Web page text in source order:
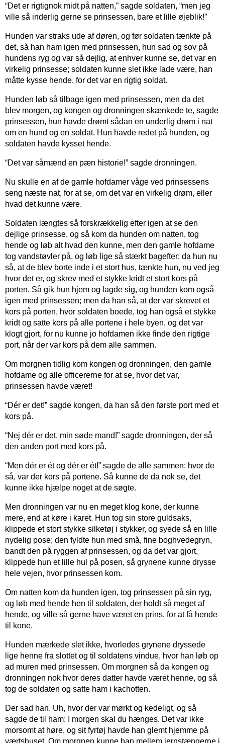
“Det er rigtignok midt på natten,” sagde soldaten, “men jeg
ville så inderlig gerne se prinsessen, bare et lille øjeblik!”
Hunden var straks ude af døren, og før soldaten tænkte på
det, så han ham igen med prinsessen, hun sad og sov på
hundens ryg og var så dejlig, at enhver kunne se, det var en
virkelig prinsesse; soldaten kunne slet ikke lade være, han
måtte kysse hende, for det var en rigtig soldat.
Hunden løb så tilbage igen med prinsessen, men da det
blev morgen, og kongen og dronningen skænkede te, sagde
prinsessen, hun havde drømt sådan en underlig drøm i nat
om en hund og en soldat. Hun havde redet på hunden, og
soldaten havde kysset hende.
“Det var såmænd en pæn historie!” sagde dronningen.
Nu skulle en af de gamle hofdamer våge ved prinsessens
seng næste nat, for at se, om det var en virkelig drøm, eller
hvad det kunne være.
Soldaten længtes så forskrækkelig efter igen at se den
dejlige prinsesse, og så kom da hunden om natten, tog
hende og løb alt hvad den kunne, men den gamle hofdame
tog vandstøvler på, og løb lige så stærkt bagefter; da hun nu
så, at de blev borte inde i et stort hus, tænkte hun, nu ved jeg
hvor det er, og skrev med et stykke kridt et stort kors på
porten. Så gik hun hjem og lagde sig, og hunden kom også
igen med prinsessen; men da han så, at der var skrevet et
kors på porten, hvor soldaten boede, tog han også et stykke
kridt og satte kors på alle portene i hele byen, og det var
klogt gjort, for nu kunne jo hofdamen ikke finde den rigtige
port, når der var kors på dem alle sammen.
Om morgnen tidlig kom kongen og dronningen, den gamle
hofdame og alle officererne for at se, hvor det var,
prinsessen havde været!
“Dér er det!” sagde kongen, da han så den første port med et
kors på.
“Nej dér er det, min søde mand!” sagde dronningen, der så
den anden port med kors på.
“Men dér er ét og dér er ét!” sagde de alle sammen; hvor de
så, var der kors på portene. Så kunne de da nok se, det
kunne ikke hjælpe noget at de søgte.
Men dronningen var nu en meget klog kone, der kunne
mere, end at køre i karet. Hun tog sin store guldsaks,
klippede et stort stykke silketøj i stykker, og syede så en lille
nydelig pose; den fyldte hun med små, fine boghvedegryn,
bandt den på ryggen af prinsessen, og da det var gjort,
klippede hun et lille hul på posen, så grynene kunne drysse
hele vejen, hvor prinsessen kom.
Om natten kom da hunden igen, tog prinsessen på sin ryg,
og løb med hende hen til soldaten, der holdt så meget af
hende, og ville så gerne have været en prins, for at få hende
til kone.
Hunden mærkede slet ikke, hvorledes grynene dryssede
lige henne fra slottet og til soldatens vindue, hvor han løb op
ad muren med prinsessen. Om morgnen så da kongen og
dronningen nok hvor deres datter havde været henne, og så
tog de soldaten og satte ham i kachotten.
Der sad han. Uh, hvor der var mørkt og kedeligt, og så
sagde de til ham: I morgen skal du hænges. Det var ikke
morsomt at høre, og sit fyrtøj havde han glemt hjemme på
værtshuset. Om morgnen kunne han mellem jernstængerne i